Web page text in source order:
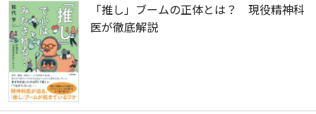
「推し」ブームの正体とは？ 現役精神科
医が徹底解説